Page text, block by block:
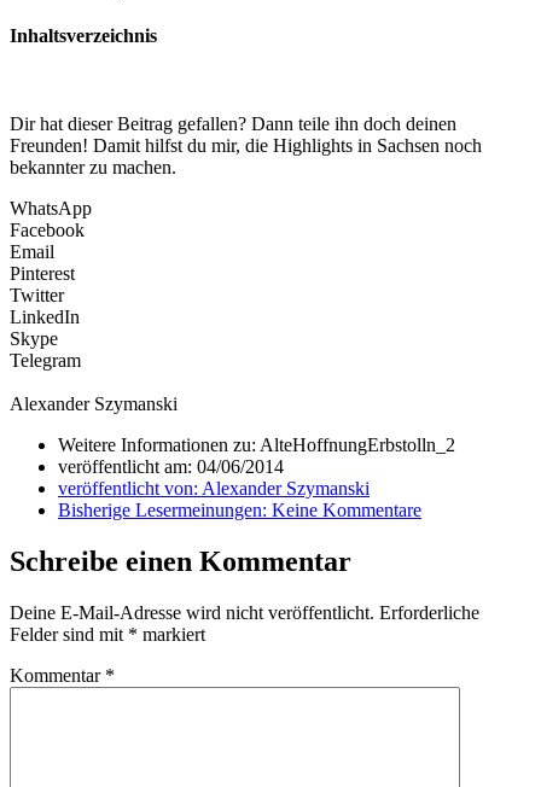
Inhaltsverzeichnis
Dir hat dieser Beitrag gefallen? Dann teile ihn doch deinen
Freunden! Damit hilfst du mir, die Highlights in Sachsen noch
bekannter zu machen.
WhatsApp
Facebook
Email
Pinterest
Twitter
LinkedIn
Skype
Telegram